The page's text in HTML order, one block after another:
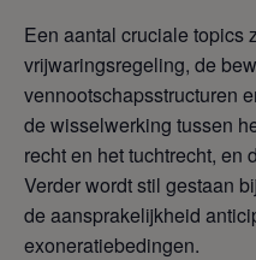
Een aantal cruciale topics
vrijwaringsregeling, de
vennootschapsstructuren
de wisselwerking tussen
recht en het tuchtrecht, en
Verder wordt stil gestaan
de aansprakelijkheid
exoneratiebedingen.